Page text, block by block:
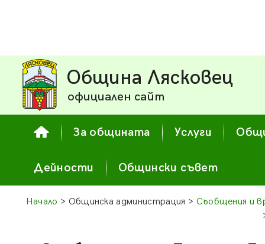
Община Лясковец
официален сайт
За общината Услуги
Дейности Общински съвет
Начало > Общинска администрация > Съобщения и